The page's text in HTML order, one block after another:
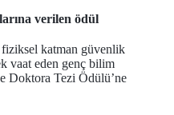
verilen ödül
fiziksel katman güvenlik
vaat eden genç bilim
Doktora Tezi Ödülü’ne